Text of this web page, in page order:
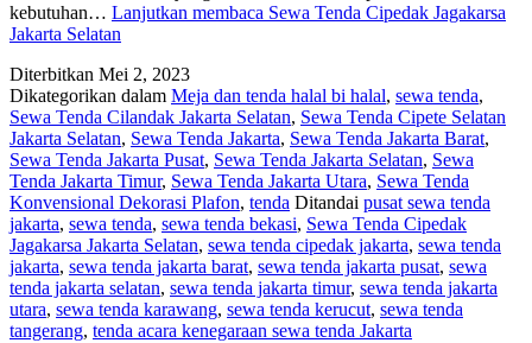
kebutuhan… Lanjutkan membaca Sewa Tenda Cipedak Jagakarsa
Jakarta Selatan
Diterbitkan Mei 2, 2023
Dikategorikan dalam Meja dan tenda halal bi halal, sewa tenda,
Sewa Tenda Cilandak Jakarta Selatan, Sewa Tenda Cipete Selatan
Jakarta Selatan, Sewa Tenda Jakarta, Sewa Tenda Jakarta Barat,
Sewa Tenda Jakarta Pusat, Sewa Tenda Jakarta Selatan, Sewa
Tenda Jakarta Timur, Sewa Tenda Jakarta Utara, Sewa Tenda
Konvensional Dekorasi Plafon, tenda Ditandai pusat sewa tenda
jakarta, sewa tenda, sewa tenda bekasi, Sewa Tenda Cipedak
Jagakarsa Jakarta Selatan, sewa tenda cipedak jakarta, sewa tenda
jakarta, sewa tenda jakarta barat, sewa tenda jakarta pusat, sewa
tenda jakarta selatan, sewa tenda jakarta timur, sewa tenda jakarta
utara, sewa tenda karawang, sewa tenda kerucut, sewa tenda
tangerang, tenda acara kenegaraan sewa tenda Jakarta